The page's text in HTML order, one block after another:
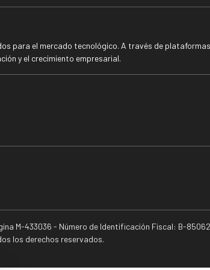
para el mercado tecnológico. A través de
y el crecimiento empresarial.
M-433036 - Número de Identificación Fiscal: B-
los derechos reservados.